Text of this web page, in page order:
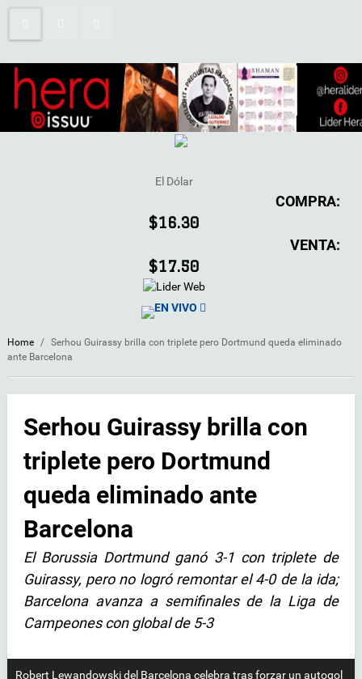
El Dólar
COMPRA:
$16.30
VENTA:
$17.50
EN VIVO
Home / Serhou Guirassy brilla con triplete pero Dortmund queda eliminado
ante Barcelona
Serhou Guirassy brilla con
triplete pero Dortmund
queda eliminado ante
Barcelona
El Borussia Dortmund ganó 3-1 con triplete de
Guirassy, pero no logró remontar el 4-0 de la ida;
Barcelona avanza a semifinales de la Liga de
Campeones con global de 5-3
Robert Lewandowski del Barcelona celebra tras forzar un autogol